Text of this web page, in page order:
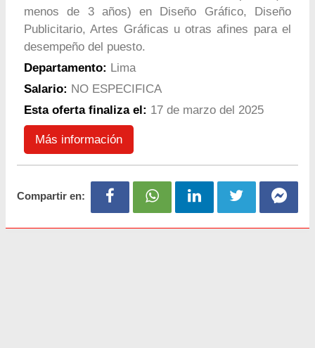
menos de 3 años) en Diseño Gráfico, Diseño
Publicitario, Artes Gráficas u otras afines para el
desempeño del puesto.
Departamento: Lima
Salario: NO ESPECIFICA
Esta oferta finaliza el: 17 de marzo del 2025
Más información
Compartir en: